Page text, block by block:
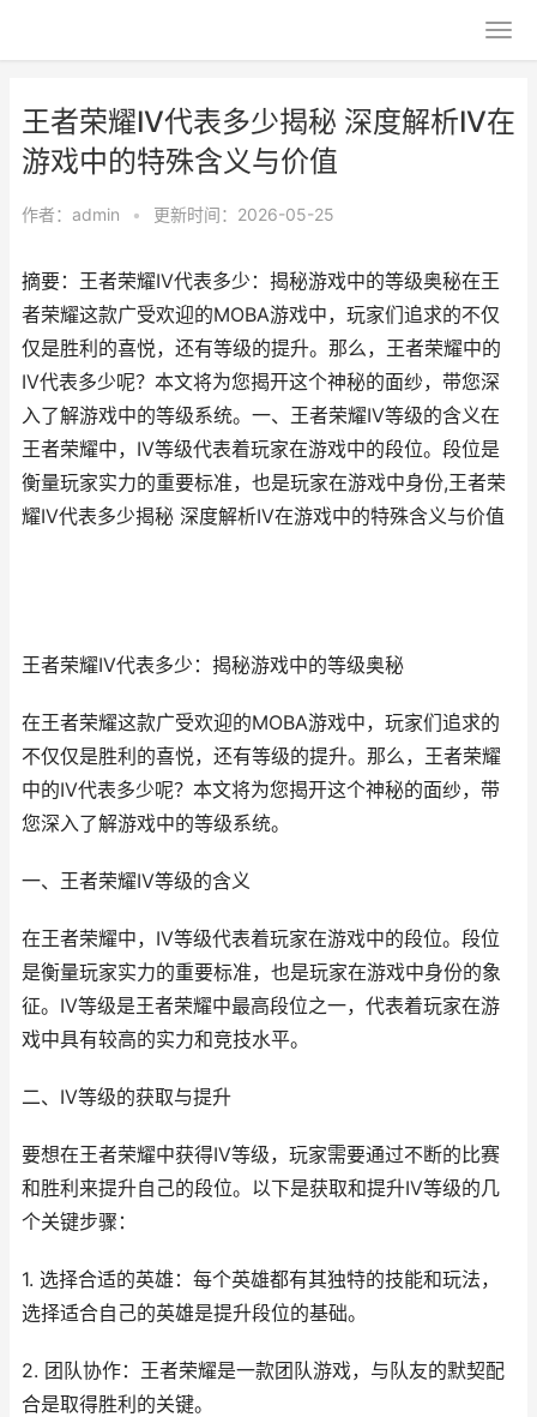
王者荣耀IV代表多少揭秘 深度解析IV在
游戏中的特殊含义与价值
作者： admin • 更新时间：2026-05-25
摘要：王者荣耀IV代表多少：揭秘游戏中的等级奥秘在王
者荣耀这款广受欢迎的MOBA游戏中，玩家们追求的不仅
仅是胜利的喜悦，还有等级的提升。那么，王者荣耀中的
IV代表多少呢？本文将为您揭开这个神秘的面纱，带您深
入了解游戏中的等级系统。一、王者荣耀IV等级的含义在
王者荣耀中，IV等级代表着玩家在游戏中的段位。段位是
衡量玩家实力的重要标准，也是玩家在游戏中身份,王者荣
耀IV代表多少揭秘 深度解析IV在游戏中的特殊含义与价值
王者荣耀IV代表多少：揭秘游戏中的等级奥秘
在王者荣耀这款广受欢迎的MOBA游戏中，玩家们追求的
不仅仅是胜利的喜悦，还有等级的提升。那么，王者荣耀
中的IV代表多少呢？本文将为您揭开这个神秘的面纱，带
您深入了解游戏中的等级系统。
一、王者荣耀IV等级的含义
在王者荣耀中，IV等级代表着玩家在游戏中的段位。段位
是衡量玩家实力的重要标准，也是玩家在游戏中身份的象
征。IV等级是王者荣耀中最高段位之一，代表着玩家在游
戏中具有较高的实力和竞技水平。
二、IV等级的获取与提升
要想在王者荣耀中获得IV等级，玩家需要通过不断的比赛
和胜利来提升自己的段位。以下是获取和提升IV等级的几
个关键步骤：
1. 选择合适的英雄：每个英雄都有其独特的技能和玩法，
选择适合自己的英雄是提升段位的基础。
2. 团队协作：王者荣耀是一款团队游戏，与队友的默契配
合是取得胜利的关键。